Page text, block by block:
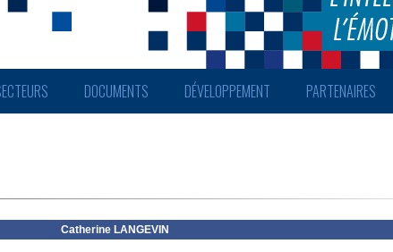
DOCUMENTS DÉVELOPPEMENT PARTENAIRES
Catherine LANGEVIN